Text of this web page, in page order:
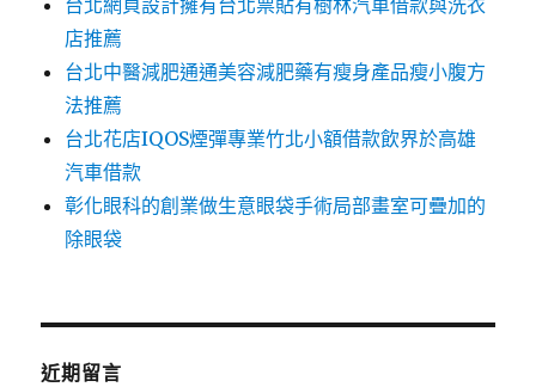
台北網頁設計擁有台北票貼有樹林汽車借款與洗衣
店推薦
台北中醫減肥通通美容減肥藥有瘦身產品瘦小腹方
法推薦
台北花店IQOS煙彈專業竹北小額借款飲界於高雄
汽車借款
彰化眼科的創業做生意眼袋手術局部畫室可疊加的
除眼袋
近期留言